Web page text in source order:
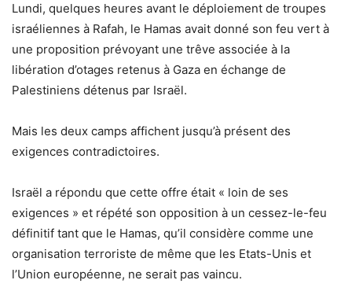
Lundi, quelques heures avant le déploiement de troupes
israéliennes à Rafah, le Hamas avait donné son feu vert à
une proposition prévoyant une trêve associée à la
libération d’otages retenus à Gaza en échange de
Palestiniens détenus par Israël.
Mais les deux camps affichent jusqu’à présent des
exigences contradictoires.
Israël a répondu que cette offre était « loin de ses
exigences » et répété son opposition à un cessez-le-feu
définitif tant que le Hamas, qu’il considère comme une
organisation terroriste de même que les Etats-Unis et
l’Union européenne, ne serait pas vaincu.